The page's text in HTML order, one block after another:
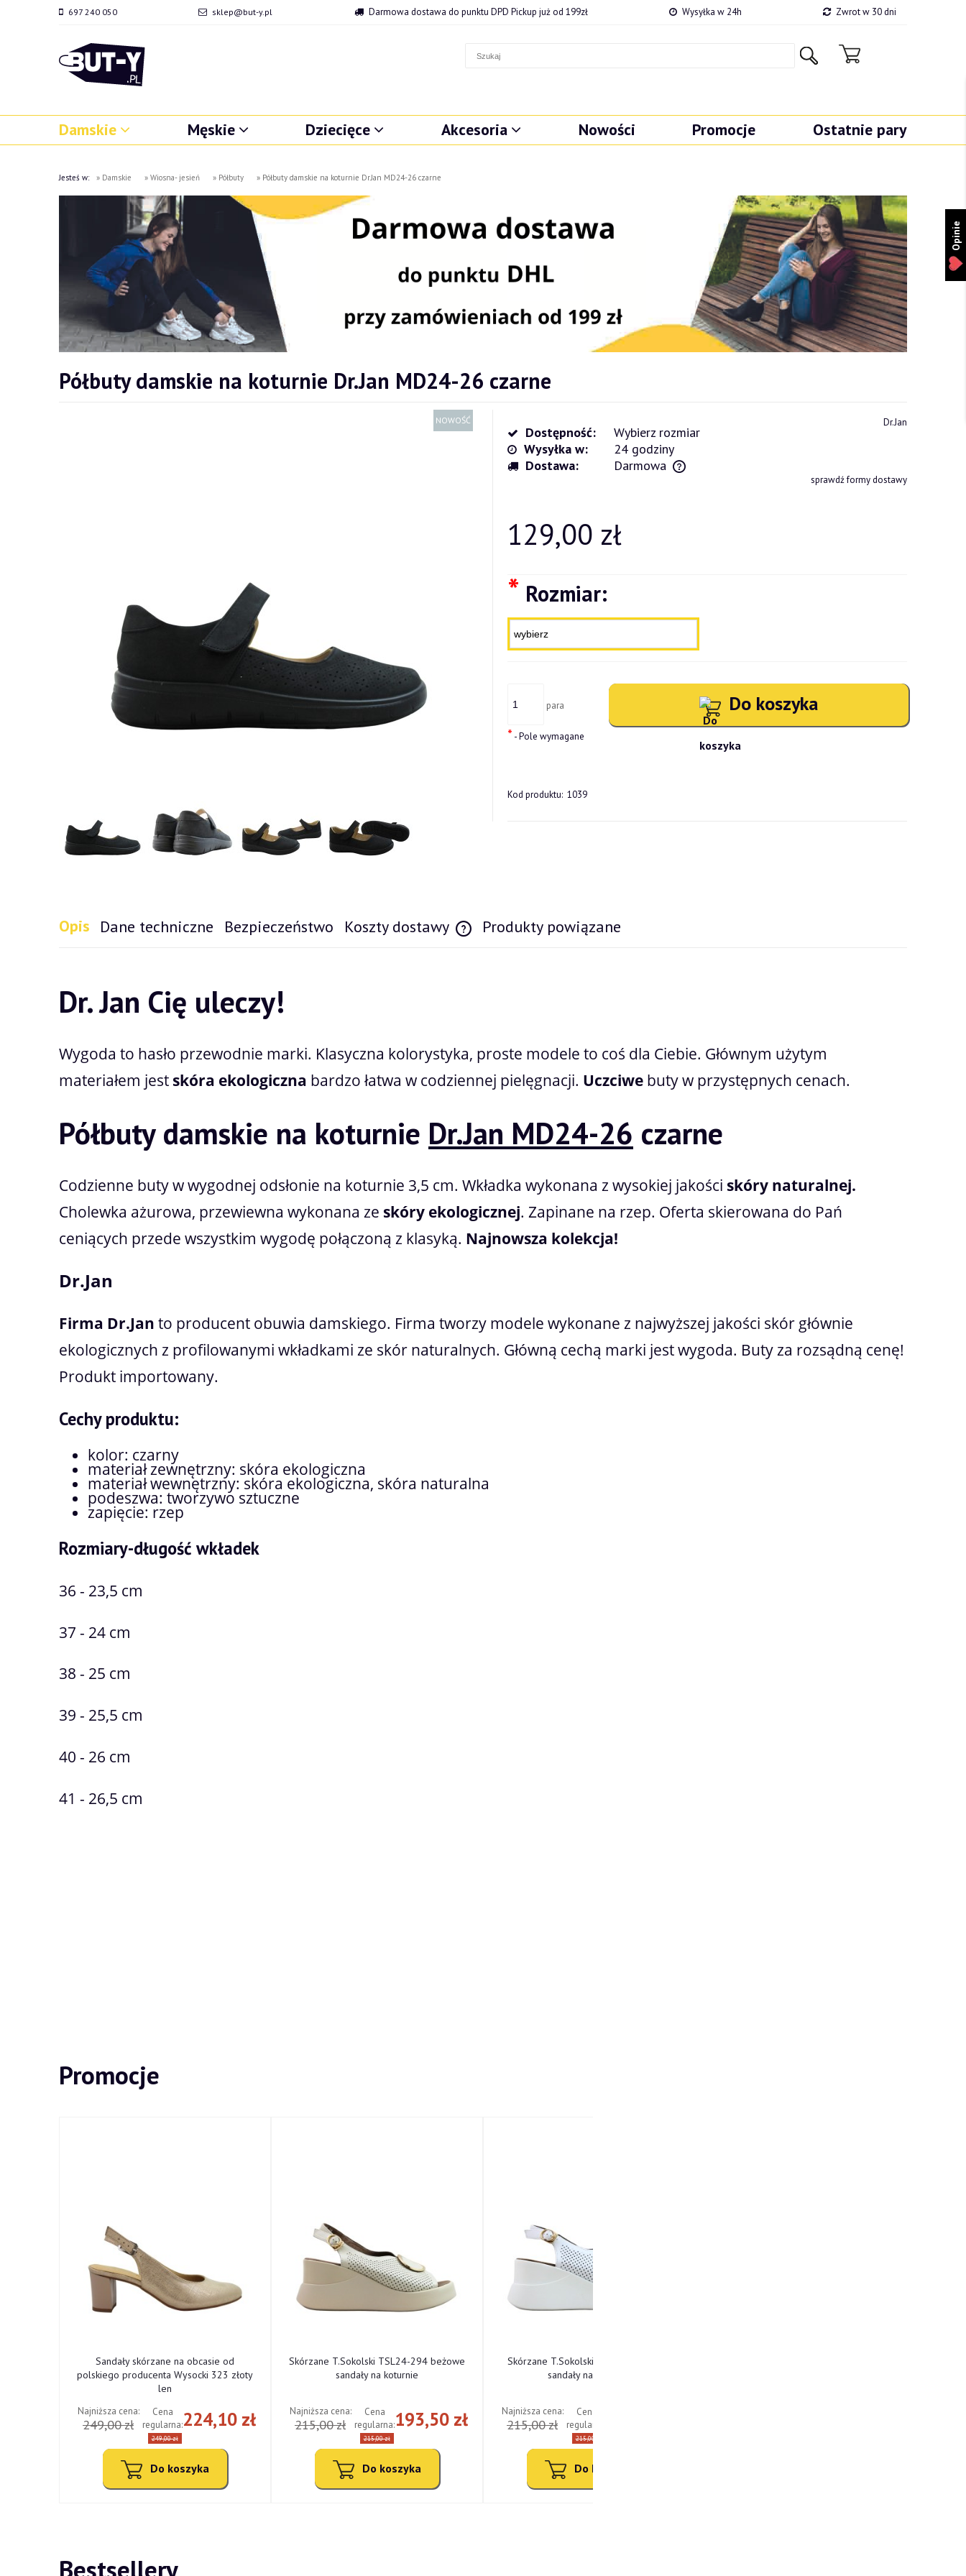
697 240 050 sklep@but-y.pl Darmowa dostawa do punktu DPD Pickup już od 199zł Wysyłka w 24h Zwrot w 30 dni
Damskie Męskie Dziecięce Akcesoria Nowości Promocje Ostatnie pary
Jesteś w: » Damskie » Wiosna- jesień » Półbuty » Półbuty damskie na koturnie Dr.Jan MD24-26 czarne
Półbuty damskie na koturnie Dr.Jan MD24-26 czarne
NOWOŚĆ
Dostępność:
Wybierz rozmiar
Wysyłka w:
24 godziny
Dostawa:
Darmowa
sprawdź formy dostawy
129,00 zł
* Rozmiar:
para Do koszyka
* - Pole wymagane
Dr.Jan
Kod produktu: 1039
Opis Dane techniczne Bezpieczeństwo Koszty dostawy Produkty powiązane
Dr. Jan Cię uleczy!
Wygoda to hasło przewodnie marki. Klasyczna kolorystyka, proste modele to coś dla Ciebie. Głównym użytym
materiałem jest skóra ekologiczna bardzo łatwa w codziennej pielęgnacji. Uczciwe buty w przystępnych cenach.
Półbuty damskie na koturnie Dr.Jan MD24-26 czarne
Codzienne buty w wygodnej odsłonie na koturnie 3,5 cm. Wkładka wykonana z wysokiej jakości skóry naturalnej.
Cholewka ażurowa, przewiewna wykonana ze skóry ekologicznej. Zapinane na rzep. Oferta skierowana do Pań
ceniących przede wszystkim wygodę połączoną z klasyką. Najnowsza kolekcja!
Dr.Jan
Firma Dr.Jan to producent obuwia damskiego. Firma tworzy modele wykonane z najwyższej jakości skór głównie
ekologicznych z profilowanymi wkładkami ze skór naturalnych. Główną cechą marki jest wygoda. Buty za rozsądną cenę!
Produkt importowany.
Cechy produktu:
kolor: czarny
materiał zewnętrzny: skóra ekologiczna
materiał wewnętrzny: skóra ekologiczna, skóra naturalna
podeszwa: tworzywo sztuczne
zapięcie: rzep
Rozmiary-długość wkładek
36 - 23,5 cm
37 - 24 cm
38 - 25 cm
39 - 25,5 cm
40 - 26 cm
41 - 26,5 cm
Promocje
Sandały skórzane na obcasie od
polskiego producenta Wysocki 323 złoty
len
224,10 zł
Cena
regularna:
249,00 zł
Najniższa cena:
249,00 zł
Do koszyka
Skórzane T.Sokolski TSL24-294 beżowe
sandały na koturnie
193,50 zł
Cena
regularna:
215,00 zł
Najniższa cena:
215,00 zł
Do koszyka
Skórzane T.Sokolski TSL24-294 białe
sandały na koturnie
Cena
regularna:
215,00 zł
Najniższa cena:
215,00 zł
Do koszyka
Opinie